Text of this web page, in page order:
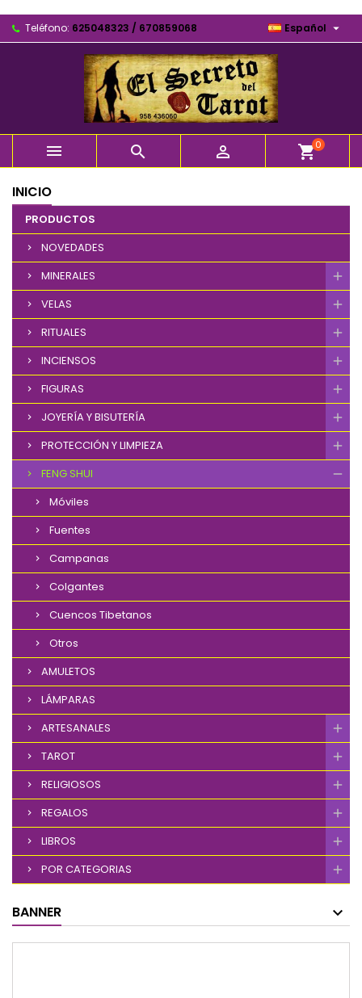
Teléfono: 625048323 / 670859068 Español 
   shopping_cart0
INICIO
PRODUCTOS
NOVEDADES
MINERALES
VELAS
RITUALES
INCIENSOS
FIGURAS
JOYERÍA Y BISUTERÍA
PROTECCIÓN Y LIMPIEZA
FENG SHUI
Móviles
Fuentes
Campanas
Colgantes
Cuencos Tibetanos
Otros
AMULETOS
LÁMPARAS
ARTESANALES
TAROT
RELIGIOSOS
REGALOS
LIBROS
POR CATEGORIAS
BANNER